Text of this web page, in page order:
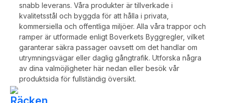
snabb leverans. Våra produkter är tillverkade i
kvalitetsstål och byggda för att hålla i privata,
kommersiella och offentliga miljöer. Alla våra trappor och
ramper är utformade enligt Boverkets Byggregler, vilket
garanterar säkra passager oavsett om det handlar om
utrymningsvägar eller daglig gångtrafik. Utforska några
av dina valmöjligheter här nedan eller besök vår
produktsida för fullständig översikt.